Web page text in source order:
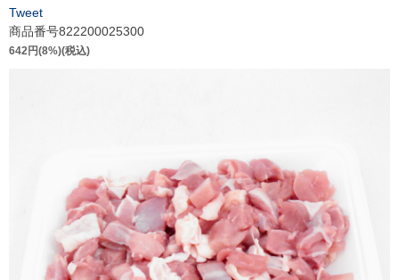
Tweet
商品番号822200025300
642円(8%)(税込)